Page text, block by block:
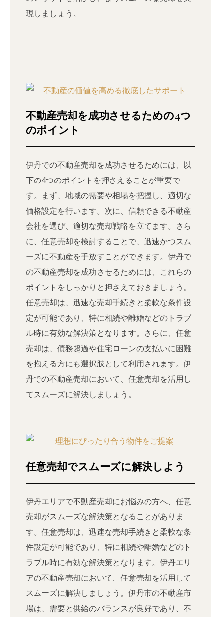
現しましょう。
不動産売却を成功させるための4つ
のポイント
伊丹での不動産売却を成功させるためには、以
下の4つのポイントを押さえることが重要で
す。まず、地域の需要や相場を把握し、適切な
価格設定を行います。次に、信頼できる不動産
会社を選び、適切な売却戦略を立てます。さら
に、任意売却を検討することで、迅速かつスム
ーズに不動産を手放すことができます。伊丹で
の不動産売却を成功させるためには、これらの
ポイントをしっかりと押さえておきましょう。
任意売却は、迅速な売却手続きと柔軟な条件設
定が可能であり、特に相続や離婚などのトラブ
ル時に有効な解決策となります。さらに、任意
売却は、債務超過や住宅ローンの支払いに困難
を抱える方にも選択肢として利用されます。伊
丹での不動産売却において、任意売却を活用し
てスムーズに解決しましょう。
任意売却でスムーズに解決しよう
伊丹エリアで不動産売却にお悩みの方へ、任意
売却がスムーズな解決策となることがありま
す。任意売却は、迅速な売却手続きと柔軟な条
件設定が可能であり、特に相続や離婚などのト
ラブル時に有効な解決策となります。伊丹エリ
アの不動産売却において、任意売却を活用して
スムーズに解決しましょう。伊丹市の不動産市
場は、需要と供給のバランスが良好であり、不